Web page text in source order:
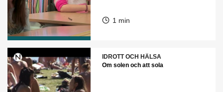
1 min
IDROTT OCH HÄLSA
Om solen och att sola